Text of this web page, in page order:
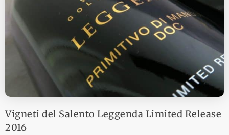
Vigneti del Salento Leggenda Limited Release
2016